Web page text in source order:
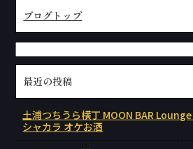
ブログトップ
最近の投稿
土浦つちうら横丁 MOON BAR
シャカラ オケお酒